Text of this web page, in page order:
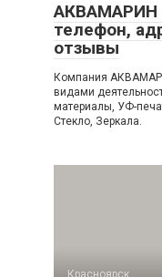
АКВАМАРИН
телефон,
отзывы
Компания
видами
материалы, УФ-
Стекло, Зеркала.
Красноярск